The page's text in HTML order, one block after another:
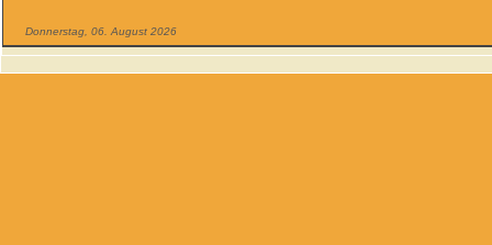
Donnerstag, 06. August 2026